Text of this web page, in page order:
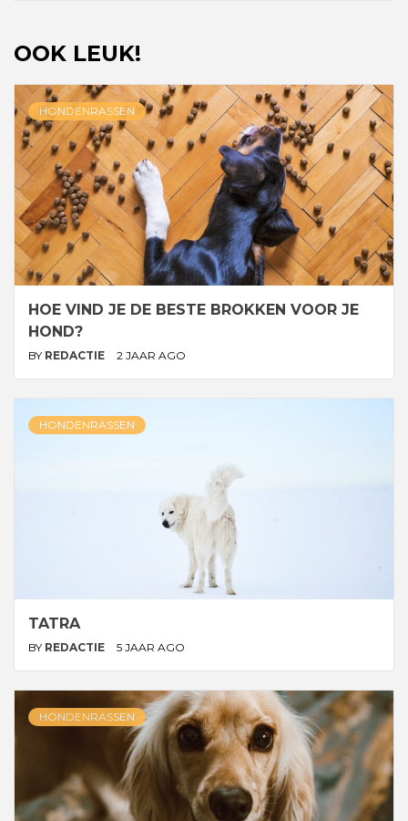
OOK LEUK!
HONDENRASSEN
HOE VIND JE DE BESTE BROKKEN VOOR JE
HOND?
BY REDACTIE 2 JAAR AGO
HONDENRASSEN
TATRA
BY REDACTIE 5 JAAR AGO
HONDENRASSEN